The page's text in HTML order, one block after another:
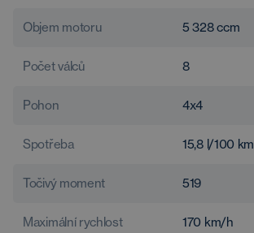
Objem motoru 5 328ccm
Počet válců 8
Pohon 4x4
Spotřeba 15,8 l/100 km
Točivý moment 519
Maximální rychlost 170 km/h